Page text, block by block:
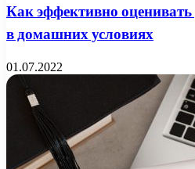
Как эффективно оценивать
в домашних условиях
01.07.2022